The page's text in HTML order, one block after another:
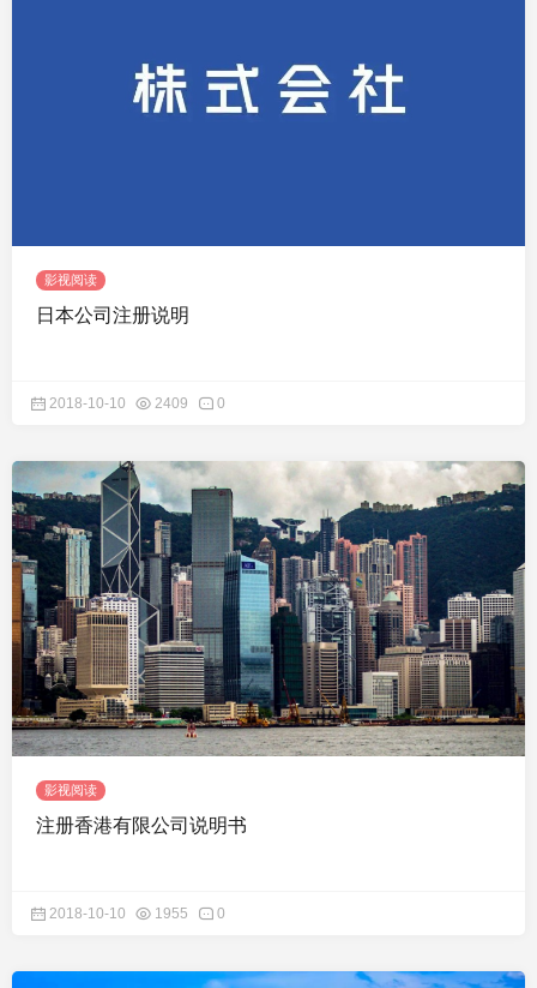
影视阅读
日本公司注册说明
2018-10-10 2409 0
影视阅读
注册香港有限公司说明书
2018-10-10 1955 0